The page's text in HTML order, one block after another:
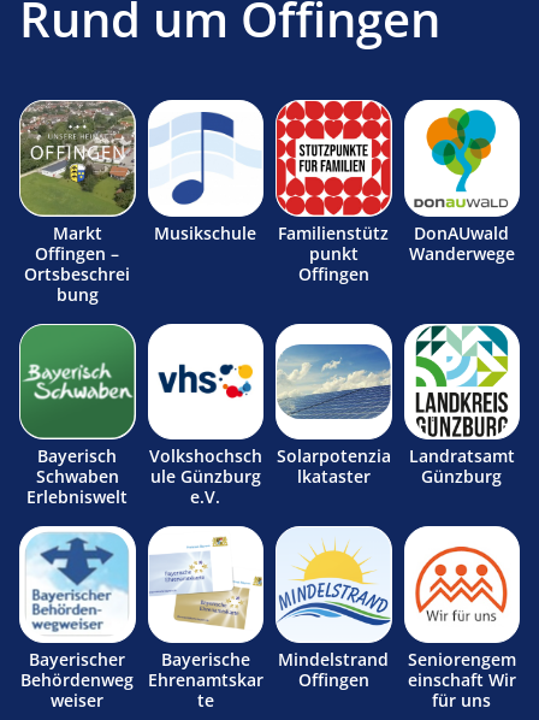
Rund um Offingen
Markt
Offingen –
Ortsbeschrei
bung
Musikschule
Familienstütz
punkt
Offingen
DonAUwald
Wanderwege
Bayerisch
Schwaben
Erlebniswelt
Volkshochsch
ule Günzburg
e.V.
Solarpotenzia
lkataster
Landratsamt
Günzburg
Bayerischer
Behördenweg
weiser
Bayerische
Ehrenamtskar
te
Mindelstrand
Offingen
Seniorengem
einschaft Wir
für uns